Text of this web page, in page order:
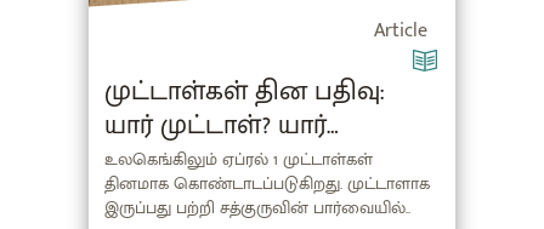
Article
முட்டாள்கள் தின பதிவு:
யார் முட்டாள்? யார்
புத்திசாலி?
உலகெங்கிலும் ஏப்ரல் 1 முட்டாள்கள்
தினமாக கொண்டாடப்படுகிறது. முட்டாளாக
இருப்பது பற்றி சத்குருவின் பார்வையில்..